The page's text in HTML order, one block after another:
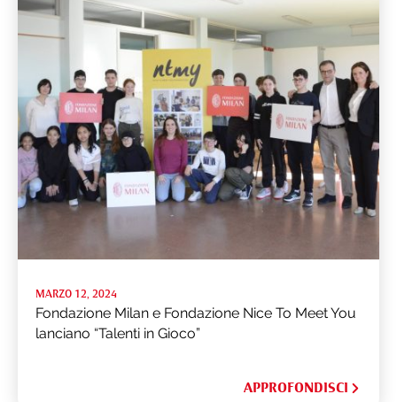
MARZO 12, 2024
Fondazione Milan e Fondazione Nice To Meet You
lanciano “Talenti in Gioco”
APPROFONDISCI